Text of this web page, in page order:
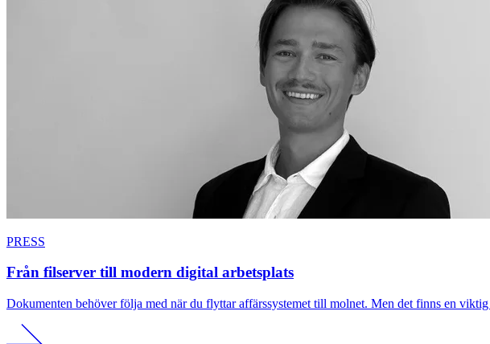
PRESS
Från filserver till modern digital arbetsplats
Dokumenten behöver följa med när du flyttar affärssystemet till molnet. Men det finns en